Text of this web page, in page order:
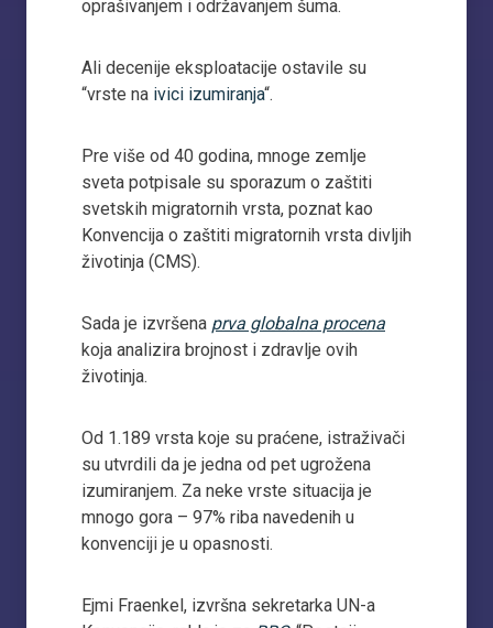
oprašivanjem i održavanjem šuma.
Ali decenije eksploatacije ostavile su
“vrste na ivici izumiranja“.
Pre više od 40 godina, mnoge zemlje
sveta potpisale su sporazum o zaštiti
svetskih migratornih vrsta, poznat kao
Konvencija o zaštiti migratornih vrsta divljih
životinja (CMS).
Sada je izvršena prva globalna procena
koja analizira brojnost i zdravlje ovih
životinja.
Od 1.189 vrsta koje su praćene, istraživači
su utvrdili da je jedna od pet ugrožena
izumiranjem. Za neke vrste situacija je
mnogo gora – 97% riba navedenih u
konvenciji je u opasnosti.
Ejmi Fraenkel, izvršna sekretarka UN-a